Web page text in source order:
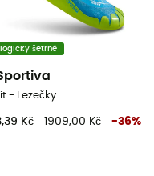
šetrné
- Lezečky
Kč 1909,00 Kč -36%